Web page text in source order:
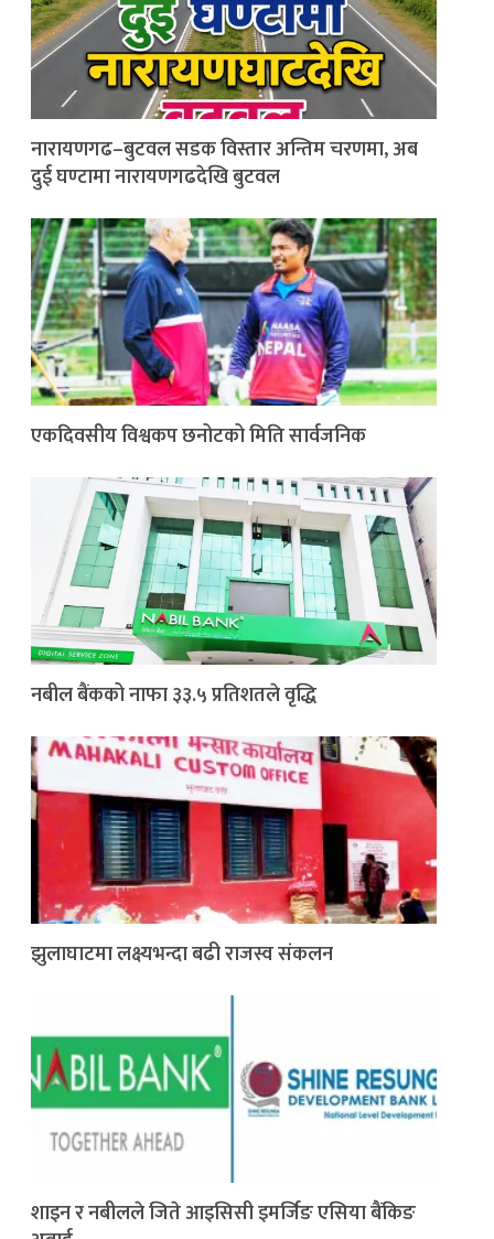
नारायणगढ–बुटवल सडक विस्तार अन्तिम चरणमा, अब
दुई घण्टामा नारायणगढदेखि बुटवल
एकदिवसीय विश्वकप छनोटको मिति सार्वजनिक
नबील बैंकको नाफा ३३.५ प्रतिशतले वृद्धि
झुलाघाटमा लक्ष्यभन्दा बढी राजस्व संकलन
शाइन र नबीलले जिते आइसिसी इमर्जिङ एसिया बैंकिङ